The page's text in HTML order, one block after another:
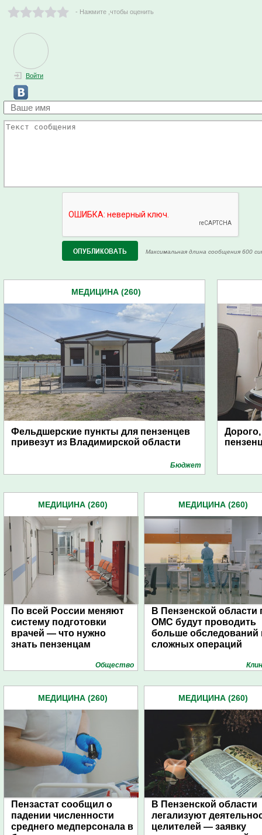
- Нажмите ,чтобы оценить
Войти
Максимальная длина сообщения 600
МЕДИЦИНА (260)
Фельдшерские пункты для пензенцев
привезут из Владимирской области
Бюджет
Дорого,
МЕДИЦИНА (260)
По всей России меняют
систему подготовки
врачей — что нужно
знать пензенцам
Общество
МЕДИЦИНА (260)
В Пензенской области
ОМС будут проводить
больше обследований
сложных операций
МЕДИЦИНА (260)
Пензастат сообщил о
падении численности
среднего медперсонала в
МЕДИЦИНА (260)
В Пензенской области
легализуют
целителей — заявку